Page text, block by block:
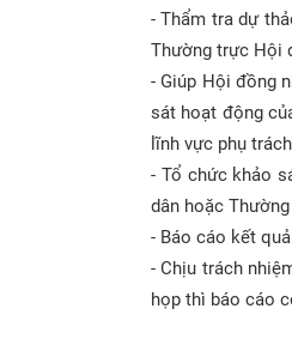
- Thẩm tra dự
Thường trực Hội
- Giúp Hội đồng
sát hoạt động
lĩnh vực phụ
- Tổ chức khảo
dân hoặc
- Báo cáo kết
- Chịu trách
họp thì báo cáo